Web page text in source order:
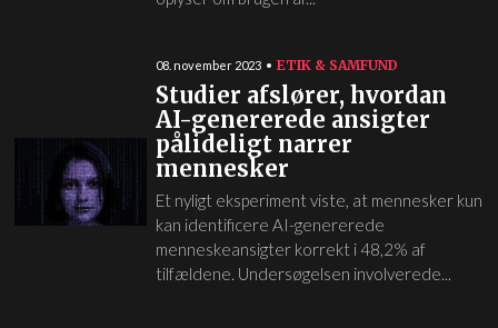
08. november 2023 ETIK & SAMFUND
Studier afslører, hvordan
AI-genererede ansigter
pålideligt narrer
mennesker
Et nyligt eksperiment viste, at mennesker kun
kan identificere AI-genererede
menneskeansigter korrekt i 48,2% af
tilfældene. Undersøgelsen involverede...